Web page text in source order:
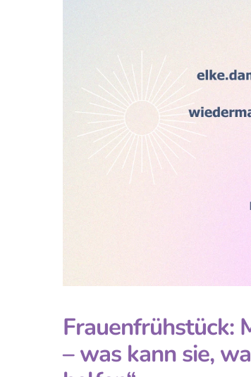
Frauenfrühstück:
– was kann sie,